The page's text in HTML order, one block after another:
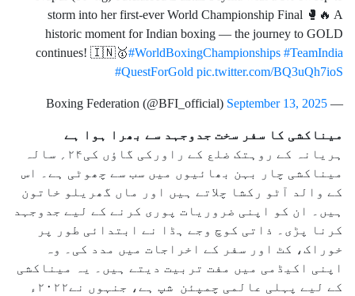
storm into her first-ever World Championship Final 🥊🔥 A
historic moment for Indian boxing — the journey to GOLD
continues! 🇮🇳🥇#WorldBoxingChampionships #TeamIndia
#QuestForGold pic.twitter.com/BQ3uQh7ioS
— Boxing Federation (@BFI_official)
September 13, 2025
میناکشی کا سفر سخت جدوجہد سے بھرا ہوا ہے
ہریانہ کے روہتک ضلع کے راورکی گاؤں کی۲۴؍ سالہ
میناکشی چار بہن بھائیوں میں سب سے چھوٹی ہے۔ اس
کے والد آٹو رکشا چلاتے ہیں اور ماں گھریلو خاتون
ہیں۔ ان کو اپنی ضروریات پوری کرنے کے لیے جدوجہد
کرنا پڑی۔ ذاتی کوچ وجے ہڈا نے ابتدائی طور پر
خوراک، کٹ اور سفر کے اخراجات میں مدد کی۔ وہ
اپنی اکیڈمی میں مفت تربیت دیتے ہیں۔ یہ میناکشی
کے لیے پہلی عالمی چمپئن شپ ہے، جنہوں نے۲۰۲۲ء